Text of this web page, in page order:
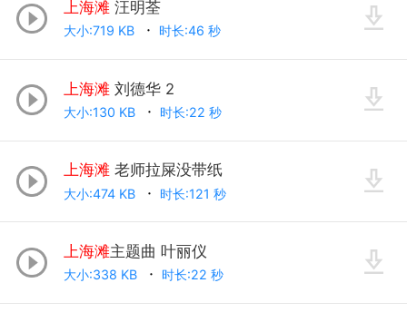
上海滩 汪明荃
大小:719 KB 时长:46 秒
上海滩 刘德华 2
大小:130 KB 时长:22 秒
上海滩 老师拉屎没带纸
大小:474 KB 时长:121 秒
上海滩主题曲 叶丽仪
大小:338 KB 时长:22 秒